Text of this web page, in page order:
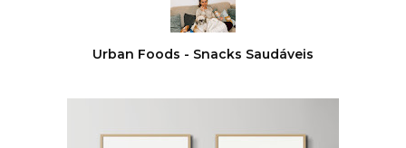
Urban Foods - Snacks Saudáveis